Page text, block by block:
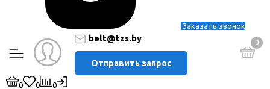
Заказать звонок
belt@tzs.by
Отправить запрос
0
0 0
0